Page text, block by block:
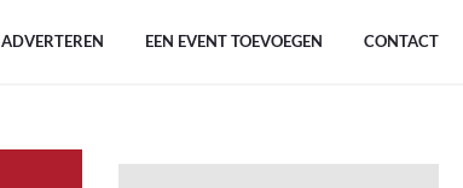
ADVERTEREN EEN EVENT TOEVOEGEN CONTACT